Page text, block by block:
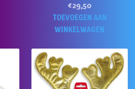
€29,50
TOEVOEGEN AAN
WINKELWAGEN